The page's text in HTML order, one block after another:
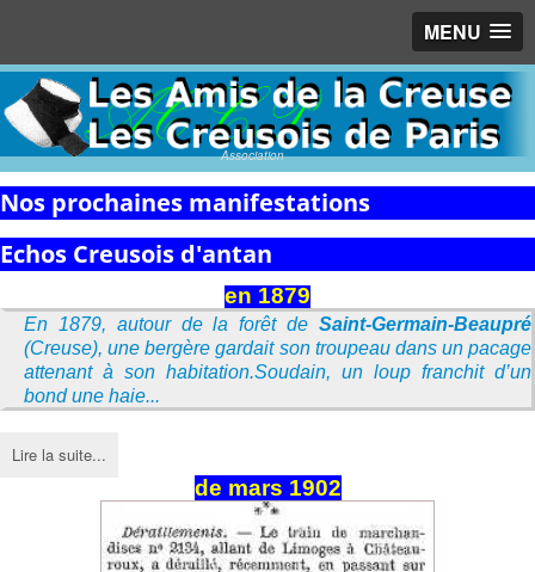
MENU
Association
Nos prochaines manifestations
Echos Creusois d'antan
en 1879
En 1879, autour de la forêt de Saint-Germain-Beaupré
(Creuse), une bergère gardait son troupeau dans un pacage
attenant à son habitation.Soudain, un loup franchit d’un
bond une haie...
Lire la suite...
de mars 1902